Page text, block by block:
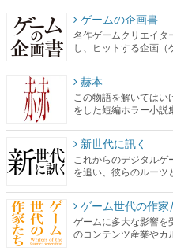
ゲームの企画書
名作ゲームクリエイタ
し、ヒットする企画（
赫本
この物語を解いては
をした短編ホラー小説
新世代に訊く
これからのデジタル
を追い、彼らのルーツ
ゲーム世代の作家
ゲームに多大な影響を
のコンテンツ産業やカ